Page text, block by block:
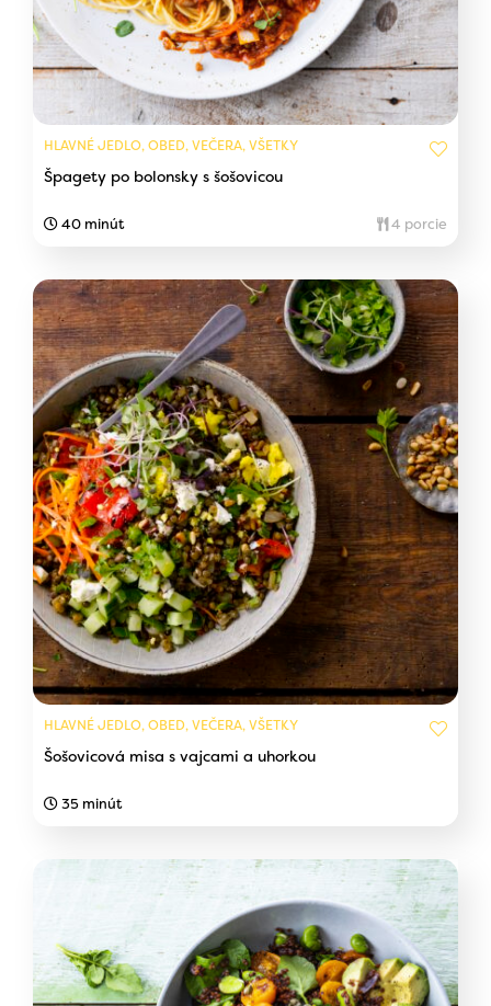
HLAVNÉ JEDLO, OBED, VEČERA, VŠETKY
Špagety po bolonsky s šošovicou
40 minút 4 porcie
HLAVNÉ JEDLO, OBED, VEČERA, VŠETKY
Šošovicová misa s vajcami a uhorkou
35 minút